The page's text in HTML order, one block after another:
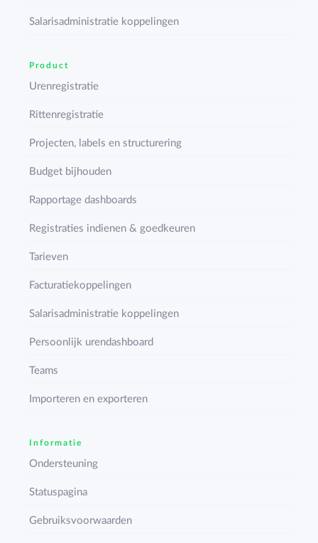
Salarisadministratie koppelingen
Product
Urenregistratie
Rittenregistratie
Projecten, labels en structurering
Budget bijhouden
Rapportage dashboards
Registraties indienen & goedkeuren
Tarieven
Facturatiekoppelingen
Salarisadministratie koppelingen
Persoonlijk urendashboard
Teams
Importeren en exporteren
Informatie
Ondersteuning
Statuspagina
Gebruiksvoorwaarden